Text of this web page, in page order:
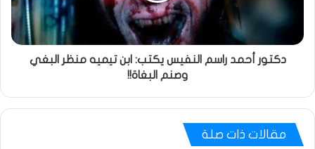
دكتور أحمد راسم النفيس يكتب: ابن تيميه منظر البغي
وصنم البغاة!!
مقالات ذات صلة